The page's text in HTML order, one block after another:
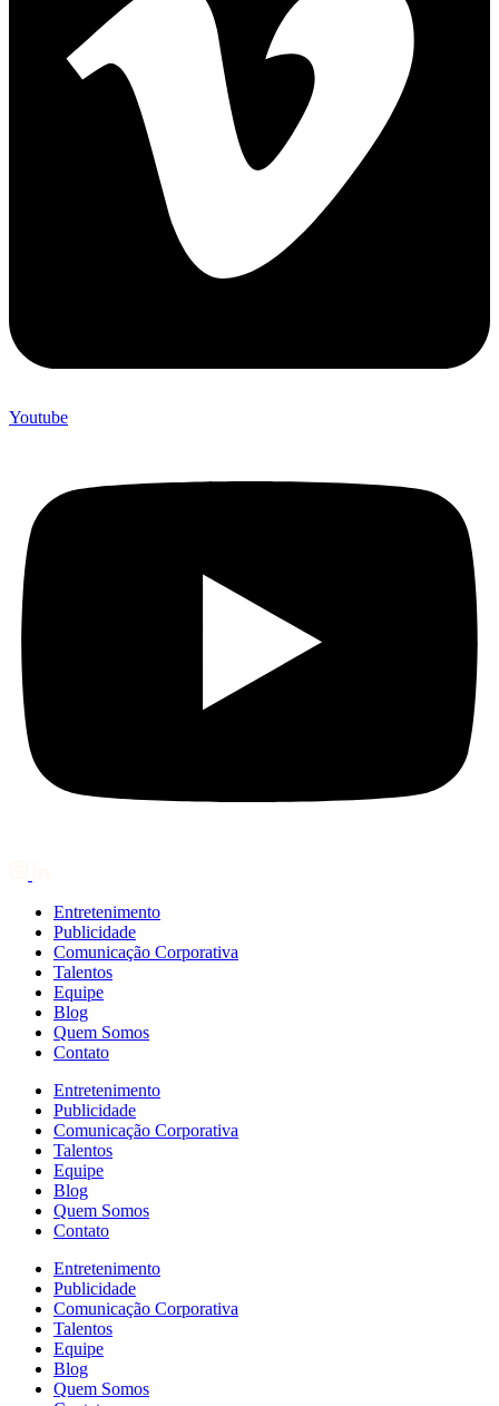
Youtube
Entretenimento
Publicidade
Comunicação Corporativa
Talentos
Equipe
Blog
Quem Somos
Contato
Entretenimento
Publicidade
Comunicação Corporativa
Talentos
Equipe
Blog
Quem Somos
Contato
Entretenimento
Publicidade
Comunicação Corporativa
Talentos
Equipe
Blog
Quem Somos